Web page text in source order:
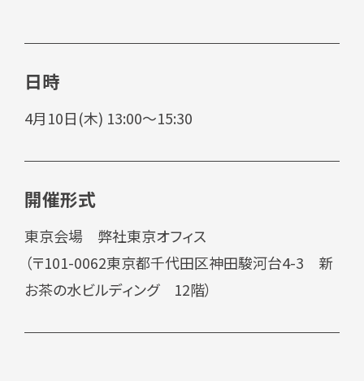
日時
4月10日(木) 13:00～15:30
開催形式
東京会場 弊社東京オフィス
（〒101-0062東京都千代田区神田駿河台4-3 新
お茶の水ビルディング 12階）